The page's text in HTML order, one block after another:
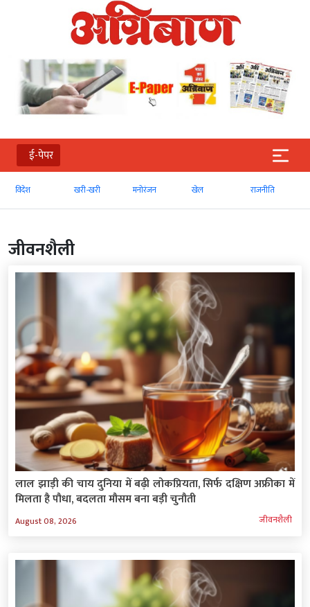
ई-पेपर
खरी-खरी मनोरंजन खेल राजनीति व्‍यापार
जीवनशैली
लाल झाड़ी की चाय दुनिया में बढ़ी लोकप्रियता, सिर्फ दक्षिण अफ्रीका में
मिलता है पौधा, बदलता मौसम बना बड़ी चुनौती
August 08, 2026 जीवनशैली